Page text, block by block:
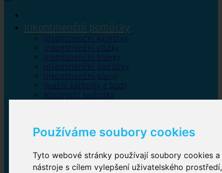
Používáme soubory cookies
Tyto webové stránky používají soubory cookies
nástroje s cílem vylepšení uživatelského
Inkontinenční pomůcky
Inkontinenční kalhotky
Inkontinenční vložky
Inkontinenční plavky
Inkontinenční podložky
Inkontinenční pleny
Fixační kalhotky a body
Absorpční kalhotky
Inkontinenční kalhotky